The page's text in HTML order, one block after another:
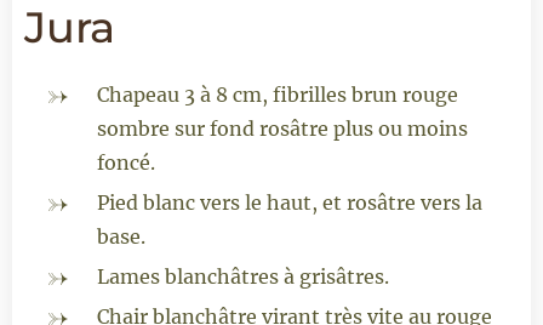
Jura
Chapeau 3 à 8 cm, fibrilles brun rouge
sombre sur fond rosâtre plus ou moins
foncé.
Pied blanc vers le haut, et rosâtre vers la
base.
Lames blanchâtres à grisâtres.
Chair blanchâtre virant très vite au rouge